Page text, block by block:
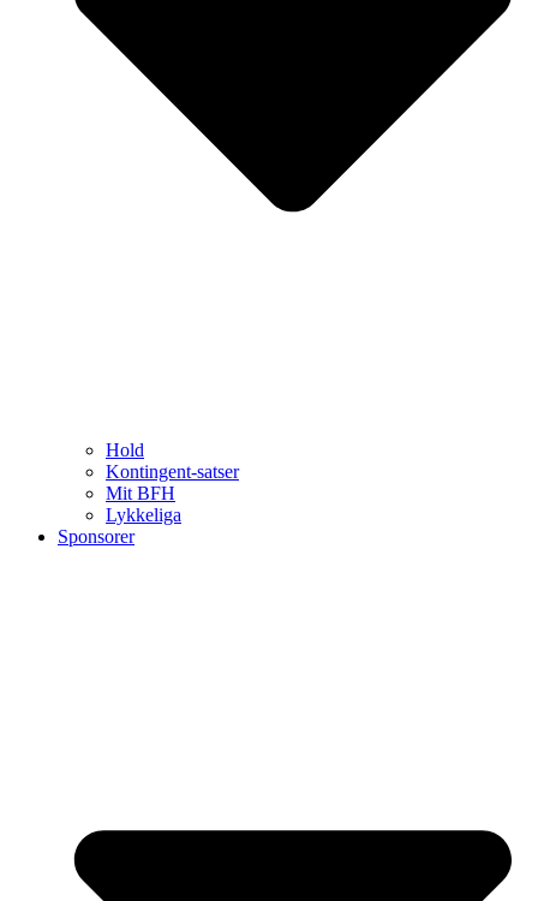
Hold
Kontingent-satser
Mit BFH
Lykkeliga
Sponsorer